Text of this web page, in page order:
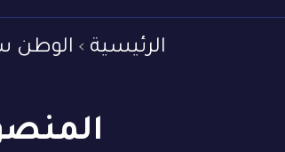
الرئيسية الوطن